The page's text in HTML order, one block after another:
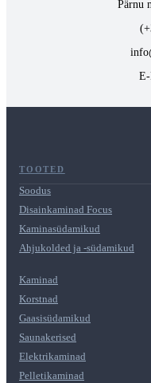
Pärnu
TOOTED
Soodus
Disainkaminad Focus
Kaminasüdamikud
Ahjukolded ja -südamikud
Kaminad
Korstnad
Gaasisüdamikud
Saunakerised
Elektrikaminad
Pelletikaminad